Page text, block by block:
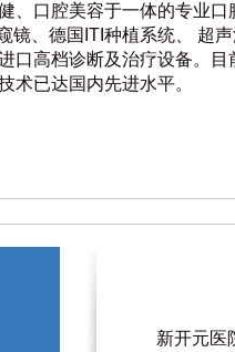
、口腔美容于一体的专业
镜、德国ITI种植系统、 超
口高档诊断及治疗设备。
术已达国内先进水平。
新开元医